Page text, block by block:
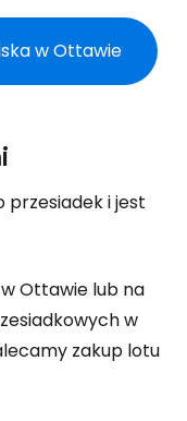
w Ottawie
przesiadek i jest
Ottawie lub na
w
zakup lotu